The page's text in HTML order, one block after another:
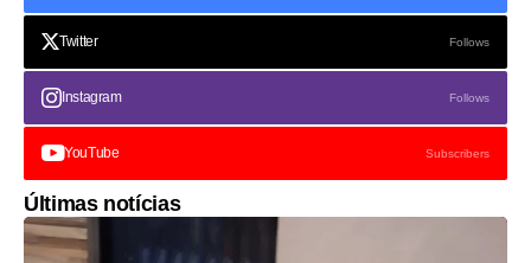
Twitter Follows
Instagram Follows
YouTube Subscribers
Últimas notícias